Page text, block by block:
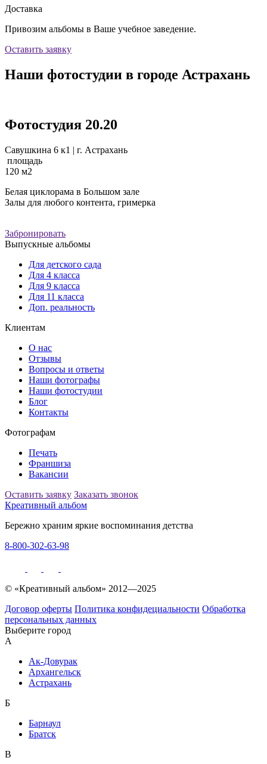
Доставка
Привозим альбомы в Ваше учебное заведение.
Оставить заявку
Наши фотостудии в городе Астрахань
Фотостудия 20.20
Савушкина 6 к1 | г. Астрахань
площадь
120 м2
Белая циклорама в Большом зале
Залы для любого контента, гримерка
Забронировать
Выпускные альбомы
Для детского сада
Для 4 класса
Для 9 класса
Для 11 класса
Доп. реальность
Клиентам
О нас
Отзывы
Вопросы и ответы
Наши фотографы
Наши фотостудии
Блог
Контакты
Фотографам
Печать
Франшиза
Вакансии
Оставить заявку Заказать звонок
Креативный альбом
Бережно храним яркие воспоминания детства
8-800-302-63-98
© «Креативный альбом» 2012—2025
Договор оферты Политика конфидециальности Обработка
персональных данных
Выберите город
А
Ак-Довурак
Архангельск
Астрахань
Б
Барнаул
Братск
В